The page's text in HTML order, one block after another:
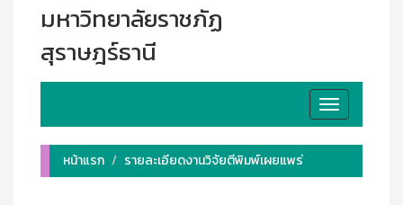
มหาวิทยาลัยราชภัฏ
สุราษฎร์ธานี
Toggle
navigation
หน้าแรก
รายละเอียดงานวิจัยตีพิมพ์เผยแพร่